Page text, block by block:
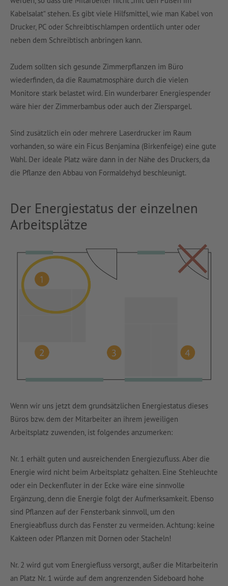
Kabelsalat“ stehen. Es gibt viele Hilfsmittel, wie man Kabel von
Drucker, PC oder Schreibtischlampen ordentlich unter oder
neben dem Schreibtisch anbringen kann.
Zudem sollten sich gesunde Zimmerpflanzen im Büro
wiederfinden, da die Raumatmosphäre durch die vielen
Monitore stark belastet wird. Ein wunderbarer Energiespender
wäre hier der Zimmerbambus oder auch der Zierspargel.
Sind zusätzlich ein oder mehrere Laserdrucker im Raum
vorhanden, so wäre ein Ficus Benjamina (Birkenfeige) eine gute
Wahl. Der ideale Platz wäre dann in der Nähe des Druckers, da
die Pflanze den Abbau von Formaldehyd beschleunigt.
Der Energiestatus der einzelnen
Arbeitsplätze
Wenn wir uns jetzt dem grundsätzlichen Energiestatus dieses
Büros bzw. dem der Mitarbeiter an ihrem jeweiligen
Arbeitsplatz zuwenden, ist folgendes anzumerken:
Nr. 1 erhält guten und ausreichenden Energiezufluss. Aber die
Energie wird nicht beim Arbeitsplatz gehalten. Eine Stehleuchte
oder ein Deckenfluter in der Ecke wäre eine sinnvolle
Ergänzung, denn die Energie folgt der Aufmerksamkeit. Ebenso
sind Pflanzen auf der Fensterbank sinnvoll, um den
Energieabfluss durch das Fenster zu vermeiden. Achtung: keine
Kakteen oder Pflanzen mit Dornen oder Stacheln!
Nr. 2 wird gut vom Energiefluss versorgt, außer die Mitarbeiterin
an Platz Nr. 1 würde auf dem angrenzenden Sideboard hohe